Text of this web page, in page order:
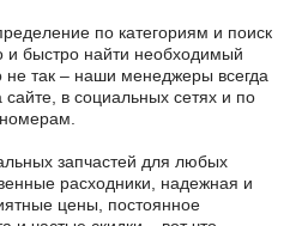
по категориям и поиск
и быстро найти необходимый
не так – наши менеджеры всегда
сайте, в социальных сетях и по
запчастей для любых
расходники, надежная и
цены, постоянное